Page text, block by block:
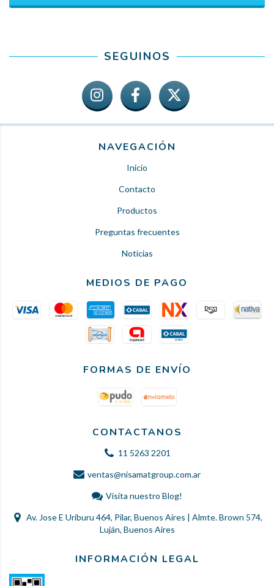
SEGUINOS
NAVEGACIÓN
Inicio
Contacto
Productos
Preguntas frecuentes
Noticias
MEDIOS DE PAGO
FORMAS DE ENVÍO
CONTACTANOS
11 5263 2201
ventas@nisamatgroup.com.ar
Visita nuestro Blog!
Av. Jose E Uriburu 464, Pilar, Buenos Aires | Almte. Brown 574,
Luján, Buenos Aires
INFORMACIÓN LEGAL